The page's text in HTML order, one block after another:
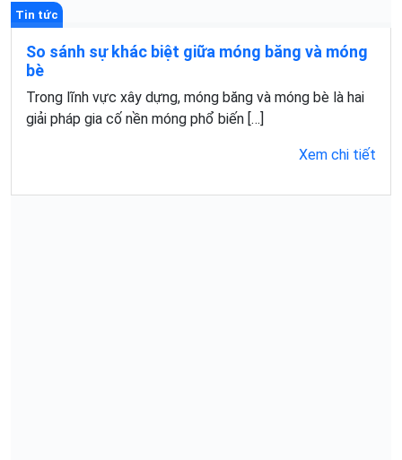
Tin tức
So sánh sự khác biệt giữa móng băng và móng
bè
Trong lĩnh vực xây dựng, móng băng và móng bè là hai
giải pháp gia cố nền móng phổ biến […]
Xem chi tiết